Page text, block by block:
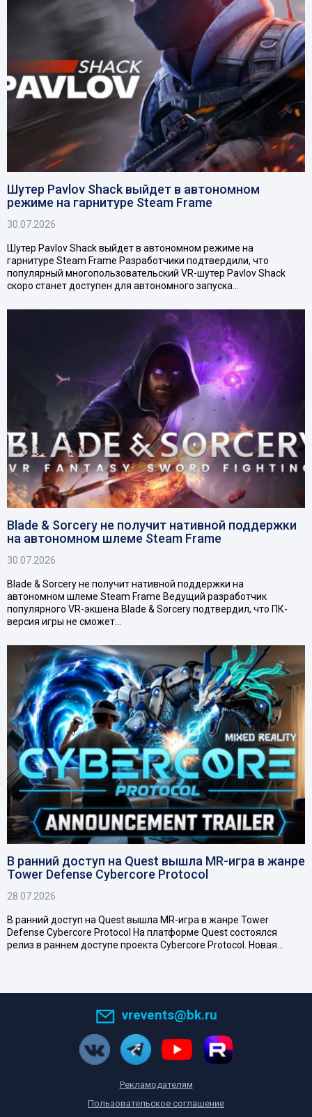
Шутер Pavlov Shack выйдет в автономном
режиме на гарнитуре Steam Frame
30.07.2026
Шутер Pavlov Shack выйдет в автономном режиме на
гарнитуре Steam Frame Разработчики подтвердили, что
популярный многопользовательский VR-шутер Pavlov Shack
скоро станет доступен для автономного запуска…
Blade & Sorcery не получит нативной поддержки
на автономном шлеме Steam Frame
30.07.2026
Blade & Sorcery не получит нативной поддержки на
автономном шлеме Steam Frame Ведущий разработчик
популярного VR-экшена Blade & Sorcery подтвердил, что ПК-
версия игры не сможет…
В ранний доступ на Quest вышла MR-игра в жанре
Tower Defense Cybercore Protocol
28.07.2026
В ранний доступ на Quest вышла MR-игра в жанре Tower
Defense Cybercore Protocol На платформе Quest состоялся
релиз в раннем доступе проекта Cybercore Protocol. Новая…
vrevents@bk.ru
Рекламодателям
Пользовательское соглашение